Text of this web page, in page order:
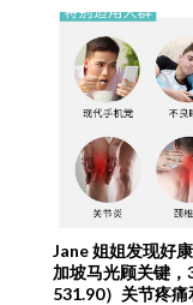
Jane 姐姐发现好
加坡马光顾关键
531.90）关节疼痛